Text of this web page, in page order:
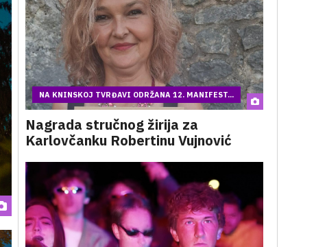
NA KNINSKOJ TVRĐAVI ODRŽANA 12. MANIFEST...
Nagrada stručnog žirija za
Karlovčanku Robertinu Vujnović